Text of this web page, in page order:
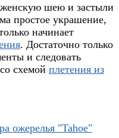
шею и застыли
простое украшение,
начинает
. Достаточно только
и следовать
схемой плетения из